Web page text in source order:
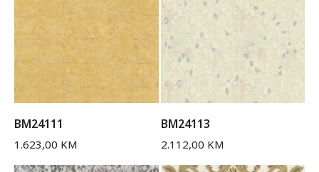
BM24111
1.623,00 KM
BM24113
2.112,00 KM